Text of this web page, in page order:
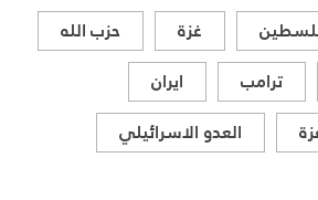
غزة
حزب الله
ترامب
ايران
العدو الاسرائيلي